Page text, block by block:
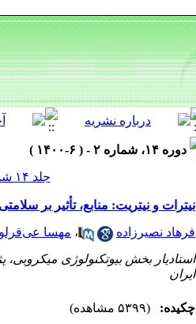
دوره ۱۴، شماره ۲ - ( ۶-۱۴۰۰ )
جلد ۱۴ شماره ۲ صفحات ۱۶-۱
نیترات و نیتریت: منابع، تأثیر بر
فرهاد نصیرزاده ، مهسا عی‌قرلو
استادیار بخش بیوتکنولوژی
ایران
چکیده: (۵۳۹۹ مشاهده)